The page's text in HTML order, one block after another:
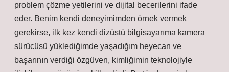
problem çözme yetilerini ve dijital becerilerini ifade
eder. Benim kendi deneyimimden örnek vermek
gerekirse, ilk kez kendi dizüstü bilgisayarıma kamera
sürücüsü yüklediğimde yaşadığım heyecan ve
başarının verdiği özgüven, kimliğimin teknolojiyle